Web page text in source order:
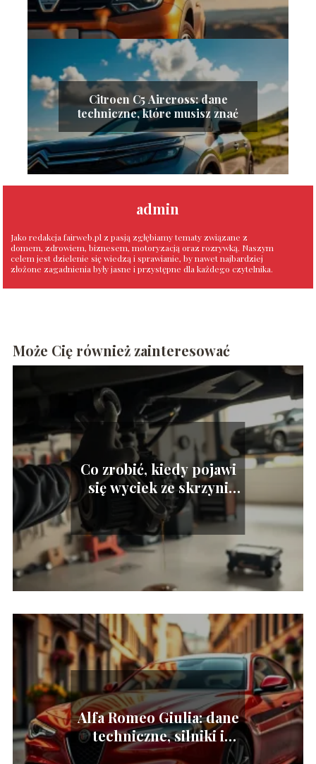
Citroen C5 Aircross: dane
techniczne, które musisz znać
admin
Jako redakcja fairweb.pl z pasją zgłębiamy tematy związane z
domem, zdrowiem, biznesem, motoryzacją oraz rozrywką. Naszym
celem jest dzielenie się wiedzą i sprawianie, by nawet najbardziej
złożone zagadnienia były jasne i przystępne dla każdego czytelnika.
Może Cię również zainteresować
Co zrobić, kiedy pojawi
się wyciek ze skrzyni
biegów?
Alfa Romeo Giulia: dane
techniczne, silniki i
zużycie paliwa